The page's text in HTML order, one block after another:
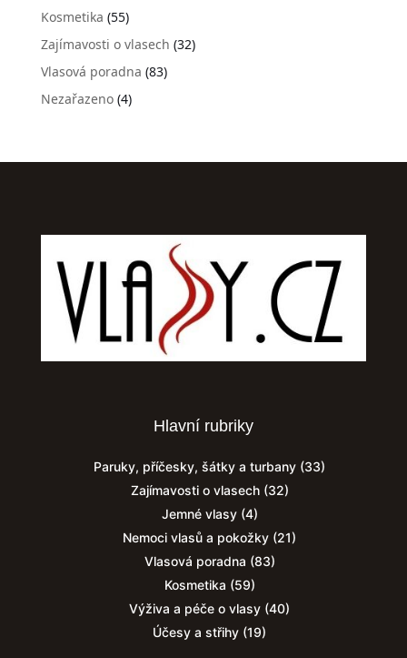
Kosmetika (55)
Zajímavosti o vlasech (32)
Vlasová poradna (83)
Nezařazeno(4)
Hlavní rubriky
Paruky, příčesky, šátky a turbany (33)
Zajímavosti o vlasech(32)
Jemné vlasy(4)
Nemoci vlasů a pokožky (21)
Vlasová poradna (83)
Kosmetika (59)
Výživa a péče o vlasy (40)
Účesy a střihy (19)